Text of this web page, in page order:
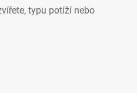
typu potíží nebo